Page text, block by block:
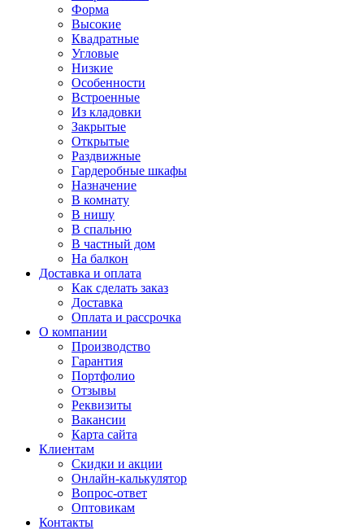
Форма
Высокие
Квадратные
Угловые
Низкие
Особенности
Встроенные
Из кладовки
Закрытые
Открытые
Раздвижные
Гардеробные шкафы
Назначение
В комнату
В нишу
В спальню
В частный дом
На балкон
Доставка и оплата
Как сделать заказ
Доставка
Оплата и рассрочка
О компании
Производство
Гарантия
Портфолио
Отзывы
Реквизиты
Вакансии
Карта сайта
Клиентам
Скидки и акции
Онлайн-калькулятор
Вопрос-ответ
Оптовикам
Контакты